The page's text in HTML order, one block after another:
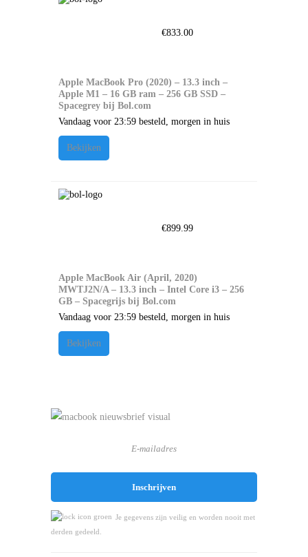
€833.00
Apple MacBook Pro (2020) – 13.3 inch –
Apple M1 – 16 GB ram – 256 GB SSD –
Spacegrey bij Bol.com
Vandaag voor 23:59 besteld, morgen in huis
Bekijken
€899.99
Apple MacBook Air (April, 2020)
MWTJ2N/A – 13.3 inch – Intel Core i3 – 256
GB – Spacegrijs bij Bol.com
Vandaag voor 23:59 besteld, morgen in huis
Bekijken
Je gegevens zijn veilig en worden nooit met
derden gedeeld.